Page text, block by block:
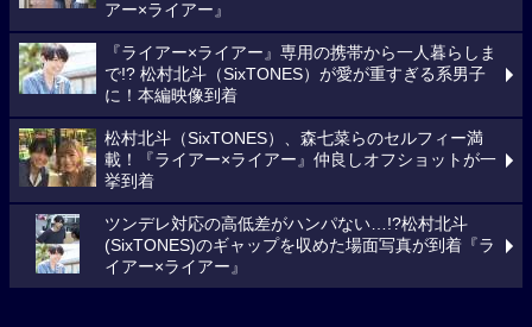
アー×ライアー』
『ライアー×ライアー』専用の携帯から一人暮らしま
で!? 松村北斗（SixTONES）が愛が重すぎる系男子
に！本編映像到着
松村北斗（SixTONES）、森七菜らのセルフィー満
載！『ライアー×ライアー』仲良しオフショットが一
挙到着
ツンデレ対応の高低差がハンパない…!?松村北斗
(SixTONES)のギャップを収めた場面写真が到着『ラ
イアー×ライアー』